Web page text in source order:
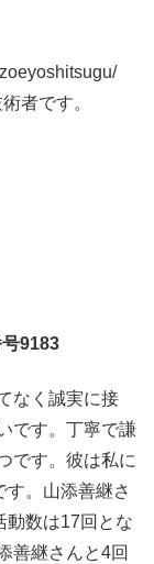
者です。
9183
なく誠実に接
です。丁寧で謙
です。彼は私に
す。山添善継さ
動数は17回とな
善継さんと4回